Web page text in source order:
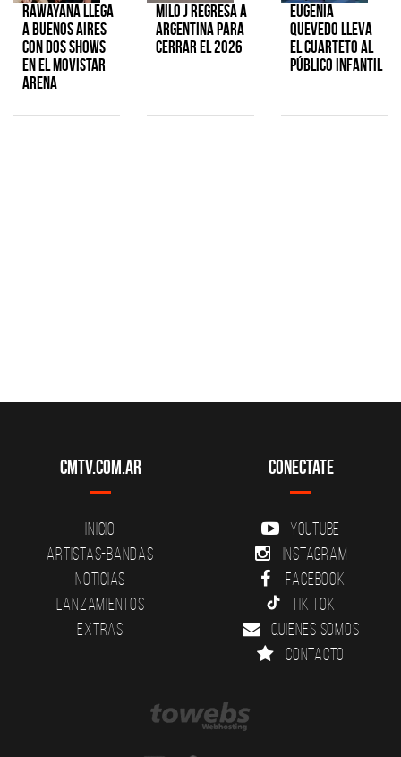
Rawayana llega
a Buenos Aires
con dos shows
en el Movistar
Arena
Milo J regresa a
Argentina para
cerrar el 2026
Eugenia
Quevedo lleva
el cuarteto al
público infantil
CMTV.com.ar
Inicio
Artistas-Bandas
Noticias
Lanzamientos
Extras
Conectate
YouTube
Instagram
Facebook
Tik Tok
Quienes somos
Contacto